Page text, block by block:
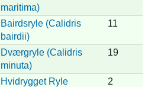
maritima)
Bairdsryle (Calidris
bairdii)
11
Dværgryle (Calidris
minuta)
19
Hvidrygget Ryle
2